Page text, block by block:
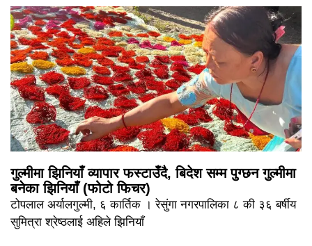
गुल्मीमा झिनियाँ व्यापार फस्टाउँदै, बिदेश सम्म पुग्छन गुल्मीमा
बनेका झिनियाँ (फोटो फिचर)
टोपलाल अर्यालगुल्मी, ६ कार्तिक । रेसुंगा नगरपालिका ८ की ३६ बर्षीय
सुमित्रा श्रेष्ठलाई अहिले झिनियाँ